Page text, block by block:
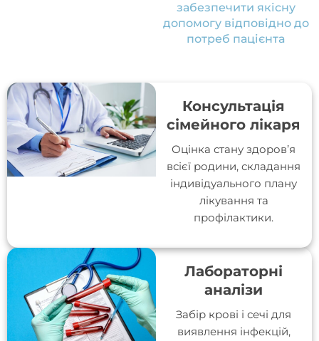
забезпечити якісну
допомогу відповідно до
потреб пацієнта
Консультація
сімейного лікаря
Оцінка стану здоров’я
всієї родини, складання
індивідуального плану
лікування та
профілактики.
Лабораторні
аналізи
Забір крові і сечі для
виявлення інфекцій,